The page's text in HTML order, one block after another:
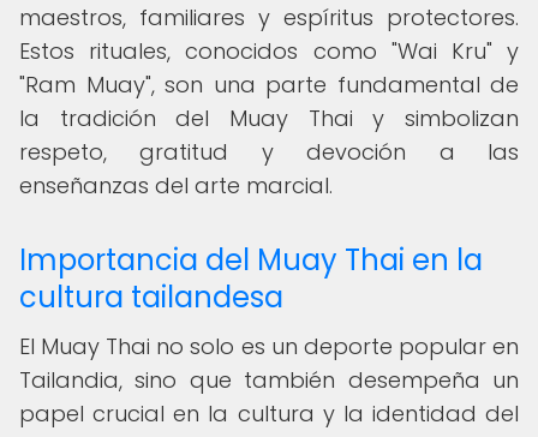
maestros, familiares y espíritus protectores.
Estos rituales, conocidos como "Wai Kru" y
"Ram Muay", son una parte fundamental de
la tradición del Muay Thai y simbolizan
respeto, gratitud y devoción a las
enseñanzas del arte marcial.
Importancia del Muay Thai en la
cultura tailandesa
El Muay Thai no solo es un deporte popular en
Tailandia, sino que también desempeña un
papel crucial en la cultura y la identidad del